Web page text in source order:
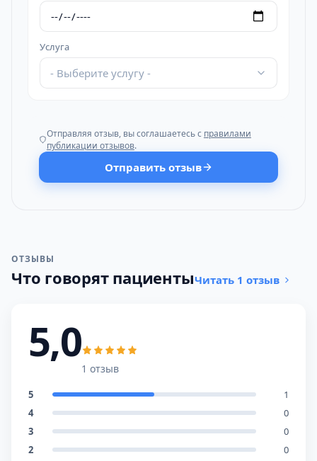
Услуга
- Выберите услугу -
Отправляя отзыв, вы соглашаетесь с правилами
публикации отзывов.
Отправить отзыв
ОТЗЫВЫ
Что говорят пациентыЧитать 1 отзыв
5,0
1 отзыв
5
1
4
0
3
0
2
0